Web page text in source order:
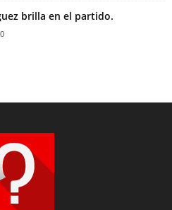
brilla en el partido.